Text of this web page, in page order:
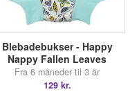
Blebadebukser - Happy
Nappy Fallen Leaves
Fra 6 måneder til 3 år
129 kr.